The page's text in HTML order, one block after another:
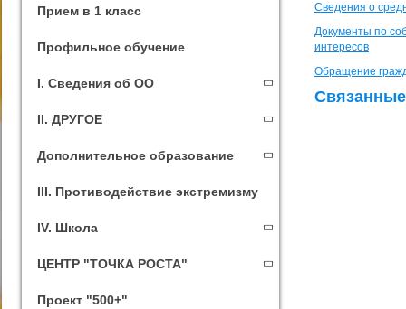
Прием в 1 класс
Профильное обучение
I. Сведения об ОО
II. ДРУГОЕ
Дополнительное образование
III. Противодействие экстремизму
IV. Школа
ЦЕНТР "ТОЧКА РОСТА"
Проект "500+"
Сведения о
Документы по
интересов
Обращение